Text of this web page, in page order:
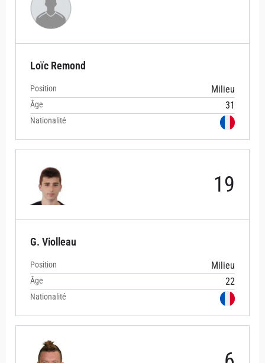
Loïc Remond
Position Milieu
Âge 31
Nationalité
19
G. Violleau
Position Milieu
Âge 22
Nationalité